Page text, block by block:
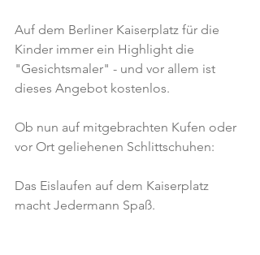
Auf dem Berliner Kaiserplatz für die
Kinder immer ein Highlight die
"Gesichtsmaler" - und vor allem ist
dieses Angebot kostenlos.
Ob nun auf mitgebrachten Kufen oder
vor Ort geliehenen Schlittschuhen:
Das Eislaufen auf dem Kaiserplatz
macht Jedermann Spaß.